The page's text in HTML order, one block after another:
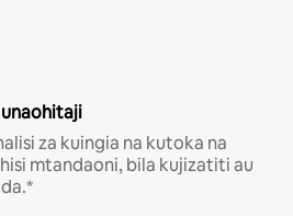
za kuingia na kutoka na
mtandaoni, bila kujizatiti au